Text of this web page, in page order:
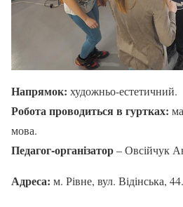
Напрямок: художньо-естетичний.
Робота проводиться в гуртках:
мова.
Педагог-організатор– Овсійчук
Адреса: м. Рівне, вул. Відінська, 44.